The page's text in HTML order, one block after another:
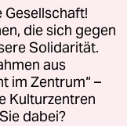
die sich gegen
Solidarität.
aus
im Zentrum“ –
Kulturzentren
dabei?